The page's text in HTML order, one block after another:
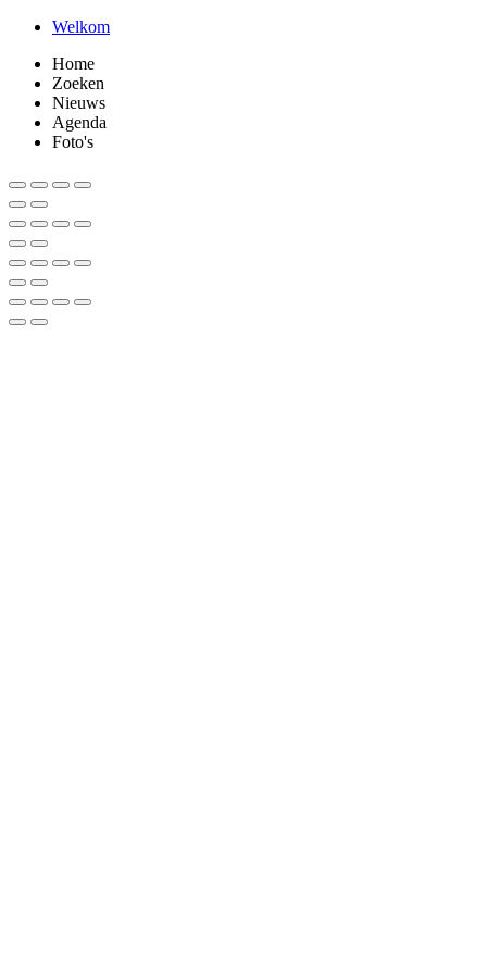
Welkom
Home
Zoeken
Nieuws
Agenda
Foto's